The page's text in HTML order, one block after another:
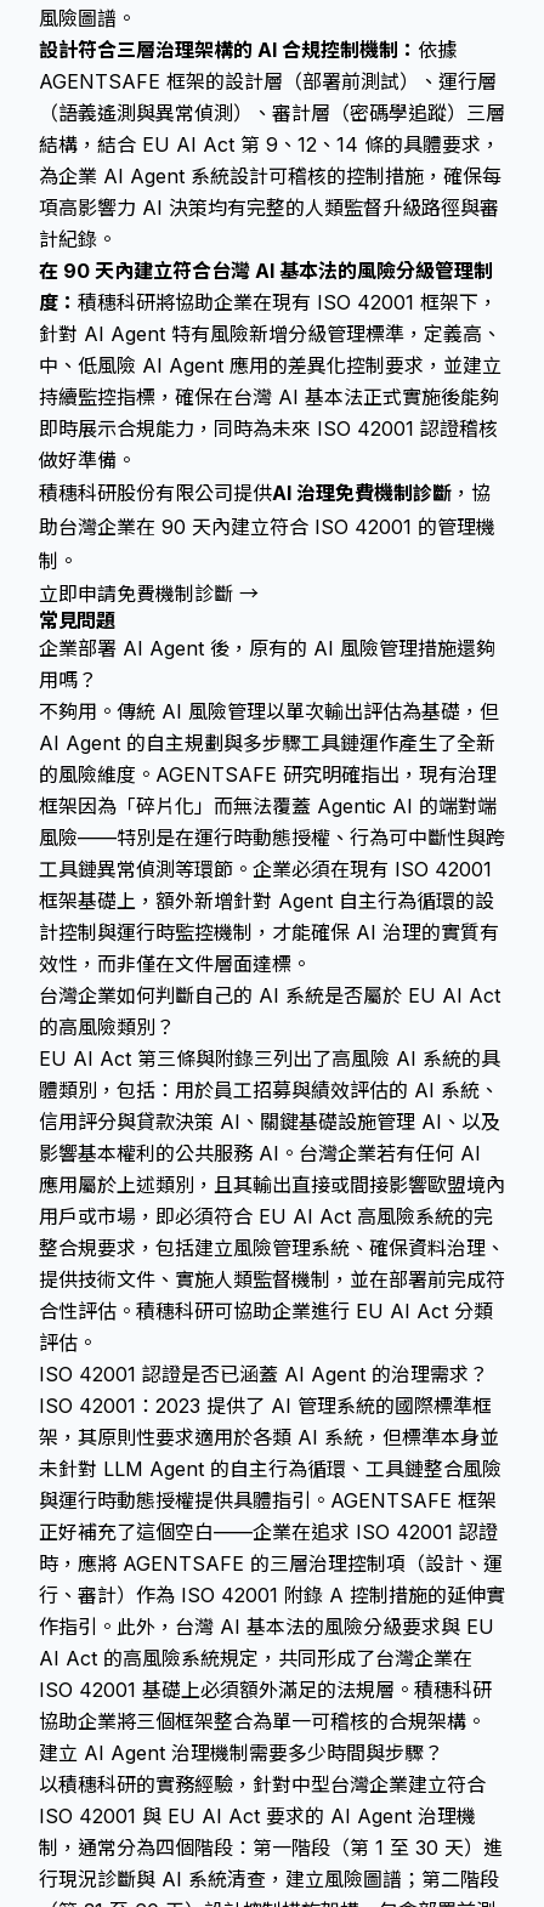
風險圖譜。
設計符合三層治理架構的 AI 合規控制機制： 依據
AGENTSAFE 框架的設計層（部署前測試）、運行層
（語義遙測與異常偵測）、審計層（密碼學追蹤）三層
結構，結合 EU AI Act 第 9、12、14 條的具體要求，
為企業 AI Agent 系統設計可稽核的控制措施，確保每
項高影響力 AI 決策均有完整的人類監督升級路徑與審
計紀錄。
在 90 天內建立符合台灣 AI 基本法的風險分級管理制
度： 積穗科研將協助企業在現有 ISO 42001 框架下，
針對 AI Agent 特有風險新增分級管理標準，定義高、
中、低風險 AI Agent 應用的差異化控制要求，並建立
持續監控指標，確保在台灣 AI 基本法正式實施後能夠
即時展示合規能力，同時為未來 ISO 42001 認證稽核
做好準備。
積穗科研股份有限公司提供AI 治理免費機制診斷 ，協
助台灣企業在 90 天內建立符合 ISO 42001 的管理機
制。
立即申請免費機制診斷 →
常見問題
企業部署 AI Agent 後，原有的 AI 風險管理措施還夠
用嗎？
不夠用。傳統 AI 風險管理以單次輸出評估為基礎，但
AI Agent 的自主規劃與多步驟工具鏈運作產生了全新
的風險維度。AGENTSAFE 研究明確指出，現有治理
框架因為「碎片化」而無法覆蓋 Agentic AI 的端對端
風險——特別是在運行時動態授權、行為可中斷性與跨
工具鏈異常偵測等環節。企業必須在現有 ISO 42001
框架基礎上，額外新增針對 Agent 自主行為循環的設
計控制與運行時監控機制，才能確保 AI 治理的實質有
效性，而非僅在文件層面達標。
台灣企業如何判斷自己的 AI 系統是否屬於 EU AI Act
的高風險類別？
EU AI Act 第三條與附錄三列出了高風險 AI 系統的具
體類別，包括：用於員工招募與績效評估的 AI 系統、
信用評分與貸款決策 AI、關鍵基礎設施管理 AI、以及
影響基本權利的公共服務 AI。台灣企業若有任何 AI
應用屬於上述類別，且其輸出直接或間接影響歐盟境內
用戶或市場，即必須符合 EU AI Act 高風險系統的完
整合規要求，包括建立風險管理系統、確保資料治理、
提供技術文件、實施人類監督機制，並在部署前完成符
合性評估。積穗科研可協助企業進行 EU AI Act 分類
評估。
ISO 42001 認證是否已涵蓋 AI Agent 的治理需求？
ISO 42001：2023 提供了 AI 管理系統的國際標準框
架，其原則性要求適用於各類 AI 系統，但標準本身並
未針對 LLM Agent 的自主行為循環、工具鏈整合風險
與運行時動態授權提供具體指引。AGENTSAFE 框架
正好補充了這個空白——企業在追求 ISO 42001 認證
時，應將 AGENTSAFE 的三層治理控制項（設計、運
行、審計）作為 ISO 42001 附錄 A 控制措施的延伸實
作指引。此外，台灣 AI 基本法的風險分級要求與 EU
AI Act 的高風險系統規定，共同形成了台灣企業在
ISO 42001 基礎上必須額外滿足的法規層。積穗科研
協助企業將三個框架整合為單一可稽核的合規架構。
建立 AI Agent 治理機制需要多少時間與步驟？
以積穗科研的實務經驗，針對中型台灣企業建立符合
ISO 42001 與 EU AI Act 要求的 AI Agent 治理機
制，通常分為四個階段：第一階段（第 1 至 30 天）進
行現況診斷與 AI 系統清查，建立風險圖譜；第二階段